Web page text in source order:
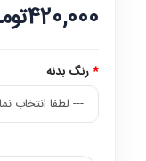
420,000تومان
رنگ بدنه